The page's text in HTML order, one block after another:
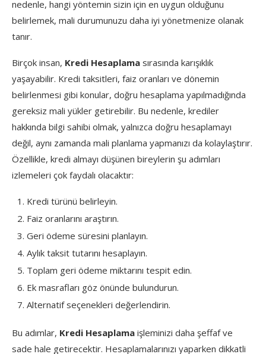
nedenle, hangi yöntemin sizin için en uygun olduğunu
belirlemek, mali durumunuzu daha iyi yönetmenize olanak
tanır.
Birçok insan, Kredi Hesaplama sırasında karışıklık
yaşayabilir. Kredi taksitleri, faiz oranları ve dönemin
belirlenmesi gibi konular, doğru hesaplama yapılmadığında
gereksiz mali yükler getirebilir. Bu nedenle, krediler
hakkında bilgi sahibi olmak, yalnızca doğru hesaplamayı
değil, aynı zamanda mali planlama yapmanızı da kolaylaştırır.
Özellikle, kredi almayı düşünen bireylerin şu adımları
izlemeleri çok faydalı olacaktır:
Kredi türünü belirleyin.
Faiz oranlarını araştırın.
Geri ödeme süresini planlayın.
Aylık taksit tutarını hesaplayın.
Toplam geri ödeme miktarını tespit edin.
Ek masrafları göz önünde bulundurun.
Alternatif seçenekleri değerlendirin.
Bu adımlar, Kredi Hesaplama işleminizi daha şeffaf ve
sade hale getirecektir. Hesaplamalarınızı yaparken dikkatli